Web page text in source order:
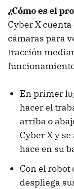
¿Cómo es el
Cyber X
cámaras para
tracción
En primer
hacer el
arriba o
Cyber X y
hace en su
Con el robot
despliega